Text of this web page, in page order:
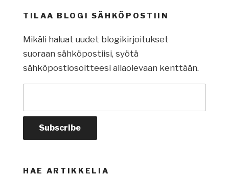
TILAA BLOGI SÄHKÖPOSTIIN
Mikäli haluat uudet blogikirjoitukset
suoraan sähköpostiisi, syötä
sähköpostiosoitteesi allaolevaan kenttään.
HAE ARTIKKELIA